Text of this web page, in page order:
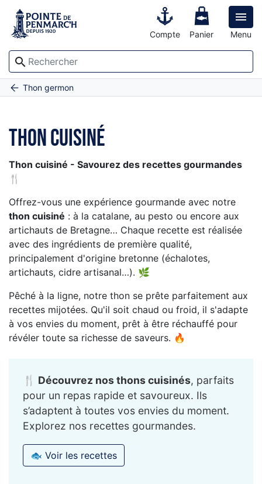

Menu
search
Compte Panier
AccueilThon germon
Thon cuisiné
Thon cuisiné
Thon cuisiné - Savourez des recettes gourmandes
🍴
Offrez-vous une expérience gourmande avec notre
thon cuisiné : à la catalane, au pesto ou encore aux
artichauts de Bretagne… Chaque recette est réalisée
avec des ingrédients de première qualité,
principalement d'origine bretonne (échalotes,
artichauts, cidre artisanal…). 🌿
Pêché à la ligne, notre thon se prête parfaitement aux
recettes mijotées. Qu'il soit chaud ou froid, il s'adapte
à vos envies du moment, prêt à être réchauffé pour
révéler toute sa richesse de saveurs. 🔥
🍴 Découvrez nos thons cuisinés, parfaits
pour un repas rapide et savoureux. Ils
s’adaptent à toutes vos envies du moment.
Explorez nos recettes gourmandes.
🐟 Voir les recettes